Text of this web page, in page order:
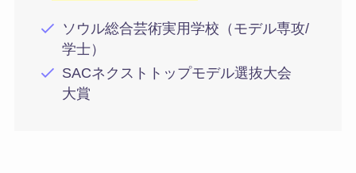
ソウル総合芸術実用学校（モデル専攻/
学士）
SACネクストトップモデル選抜大会
大賞